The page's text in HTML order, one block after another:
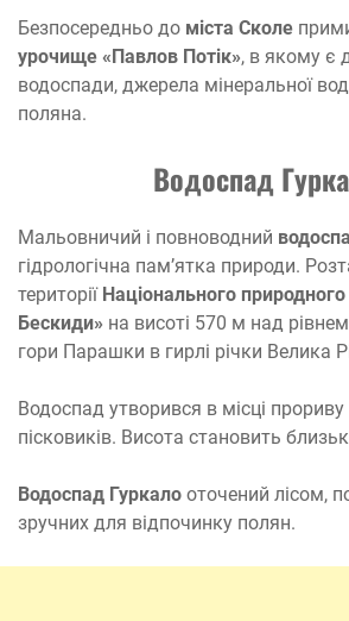
Безпосередньо до міста Сколе
урочище «Павлов Потік», в якому є
водоспади, джерела мінеральної
поляна.
Водоспад
Мальовничий і повноводний
гідрологічна пам’ятка природи.
територіїНаціонального природного
Бескиди» на висоті 570 м над
гори Парашки в гирлі річки Велика
Водоспад утворився в місці
пісковиків. Висота становить
Водоспад Гуркало оточений лісом,
зручних для відпочинку полян.